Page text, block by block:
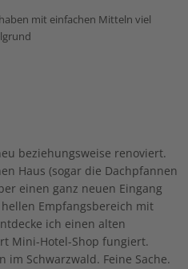
mit einfachen Mitteln viel
beziehungsweise renoviert.
Haus (sogar die Dachpfannen
einen ganz neuen Eingang
Empfangsbereich mit
ich einen alten
Mini-Hotel-Shop fungiert.
Schwarzwald. Feine Sache.